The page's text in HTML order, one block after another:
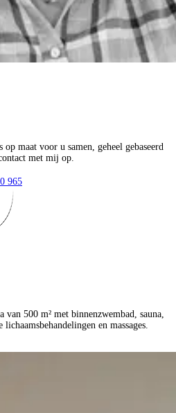
maat voor u samen, geheel gebaseerd
met mij op.
965
500 m² met binnenzwembad, sauna,
en massages.